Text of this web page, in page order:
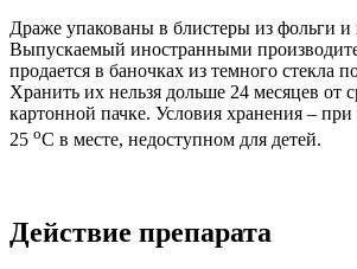
Драже упакованы в блистеры из фольги и
Выпускаемый иностранными
продается в баночках из темного стекла
Хранить их нельзя дольше 24 месяцев от
картонной пачке. Условия хранения –
25 оС в месте, недоступном для детей.
Действие препарата